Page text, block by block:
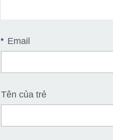
* Email
Tên của trẻ